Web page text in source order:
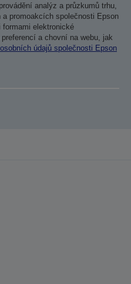
analýz a průzkumů trhu,
promoakcích společnosti Epson
formami elektronické
a chovní na webu, jak
údajů společnosti Epson